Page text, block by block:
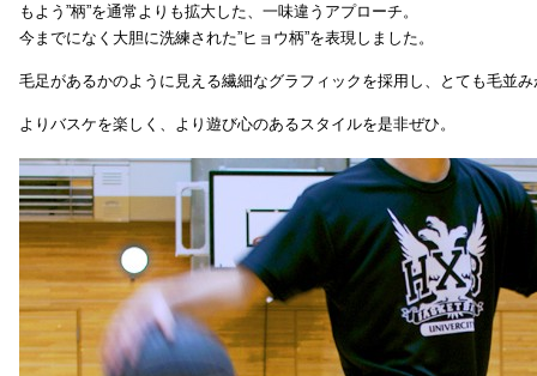
もよう”柄”を通常よりも拡大した、一味違うアプローチ。
今までになく大胆に洗練された”ヒョウ柄”を表現しました。
毛足があるかのように見える繊細なグラフィックを採用し、とても毛並
よりバスケを楽しく、より遊び心のあるスタイルを是非ぜひ。